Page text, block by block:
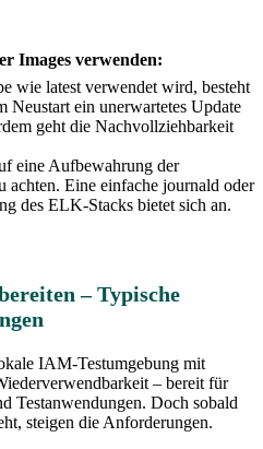
Images verwenden:
wie latest verwendet wird, besteht
Neustart ein unerwartetes Update
geht die Nachvollziehbarkeit
eine Aufbewahrung der
achten. Eine einfache journald oder
des ELK-Stacks bietet sich an.
– Typische
IAM-Testumgebung mit
– bereit für
Testanwendungen. Doch sobald
steigen die Anforderungen.